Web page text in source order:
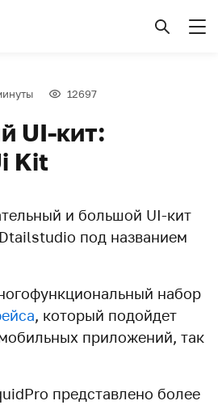
12697
UI-кит:
Kit
и большой UI-кит
под названием
набор
, который подойдет
приложений, так
представлено более